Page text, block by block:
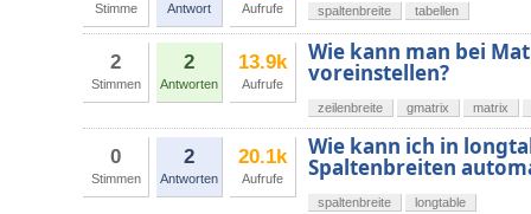
Stimme Antwort Aufrufe spaltenbreite tabellen
2
Stimmen
2
Antworten
13.9k
Aufrufe
Wie kann man bei
voreinstellen?
zeilenbreite gmatrix matrix
0
Stimmen
2
Antworten
20.1k
Aufrufe
Wie kann ich in
Spaltenbreiten
spaltenbreite longtable